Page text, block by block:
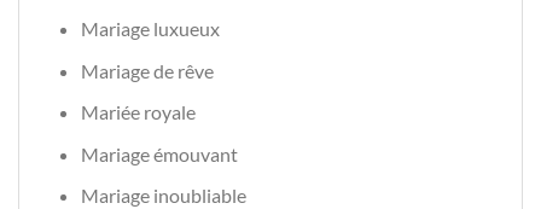
Mariage luxueux
Mariage de rêve
Mariée royale
Mariage émouvant
Mariage inoubliable